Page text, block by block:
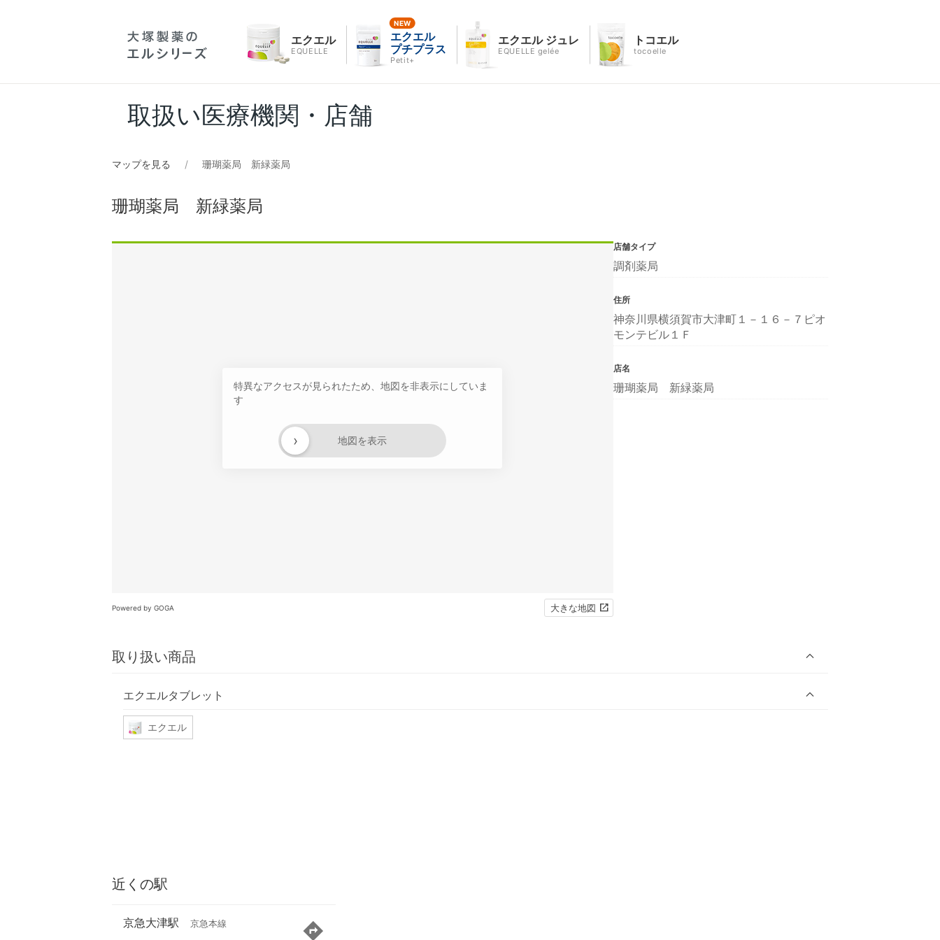
エクエル
EQUELLE
エクエル
プチプラス
Petit+
エクエル ジュレ
EQUELLE gelée
トコエル
tocoelle
取扱い医療機関・店舗
マップを見る 珊瑚薬局 新緑薬局
珊瑚薬局 新緑薬局
特異なアクセスが見られたため、地図を非表示にしていま
す
地図を表示
›
Powered by GOGA 大きな地図
取り扱い商品
エクエルタブレット
エクエル
店舗タイプ
調剤薬局
住所
神奈川県横須賀市大津町１－１６－７ピオ
モンテビル１Ｆ
店名
珊瑚薬局 新緑薬局
近くの駅
京急大津駅 京急本線